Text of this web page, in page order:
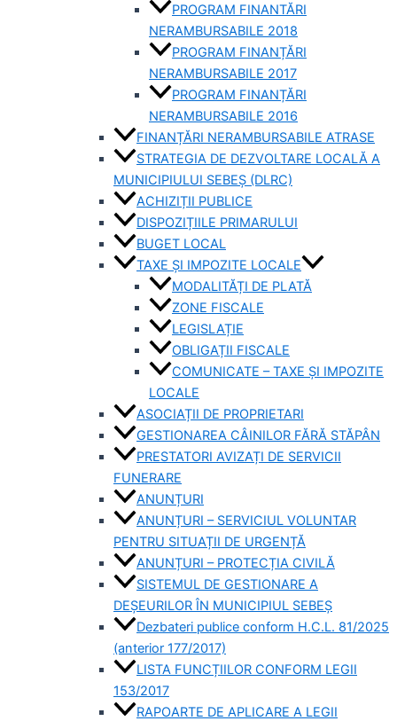
PROGRAM FINANTĂRI
NERAMBURSABILE 2018
PROGRAM FINANȚĂRI
NERAMBURSABILE 2017
PROGRAM FINANȚĂRI
NERAMBURSABILE 2016
FINANȚĂRI NERAMBURSABILE ATRASE
STRATEGIA DE DEZVOLTARE LOCALĂ A
MUNICIPIULUI SEBEȘ (DLRC)
ACHIZIȚII PUBLICE
DISPOZIȚIILE PRIMARULUI
BUGET LOCAL
TAXE ȘI IMPOZITE LOCALE
MODALITĂȚI DE PLATĂ
ZONE FISCALE
LEGISLAȚIE
OBLIGAȚII FISCALE
COMUNICATE – TAXE ȘI IMPOZITE
LOCALE
ASOCIAȚII DE PROPRIETARI
GESTIONAREA CÂINILOR FĂRĂ STĂPÂN
PRESTATORI AVIZAȚI DE SERVICII
FUNERARE
ANUNȚURI
ANUNȚURI – SERVICIUL VOLUNTAR
PENTRU SITUAȚII DE URGENȚĂ
ANUNȚURI – PROTECȚIA CIVILĂ
SISTEMUL DE GESTIONARE A
DEȘEURILOR ÎN MUNICIPIUL SEBEȘ
Dezbateri publice conform H.C.L. 81/2025
(anterior 177/2017)
LISTA FUNCȚIILOR CONFORM LEGII
153/2017
RAPOARTE DE APLICARE A LEGII